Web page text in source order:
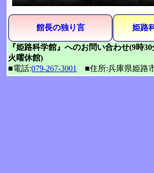
館長の独り言 姫路
『姫路科学館』へのお問い合わせ(9時
火曜休館)
■電話:079-267-3001 ■住所:兵庫県姫路